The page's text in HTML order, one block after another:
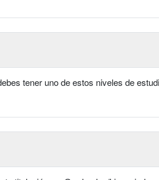
tener uno de estos niveles de